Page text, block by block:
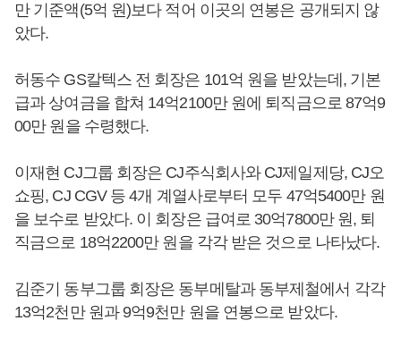
만 기준액(5억 원)보다 적어 이곳의 연봉은 공개되지 않
았다.
허동수 GS칼텍스 전 회장은 101억 원을 받았는데, 기본
급과 상여금을 합쳐 14억2100만 원에 퇴직금으로 87억9
00만 원을 수령했다.
이재현 CJ그룹 회장은 CJ주식회사와 CJ제일제당, CJ오
쇼핑, CJ CGV 등 4개 계열사로부터 모두 47억5400만 원
을 보수로 받았다. 이 회장은 급여로 30억7800만 원, 퇴
직금으로 18억2200만 원을 각각 받은 것으로 나타났다.
김준기 동부그룹 회장은 동부메탈과 동부제철에서 각각
13억2천만 원과 9억9천만 원을 연봉으로 받았다.